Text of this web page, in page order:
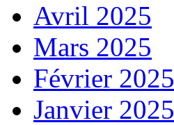
Avril 2025
Mars 2025
Février 2025
Janvier 2025